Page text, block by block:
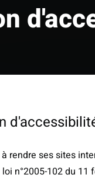
à rendre ses sites
loi n°2005-102 du 11